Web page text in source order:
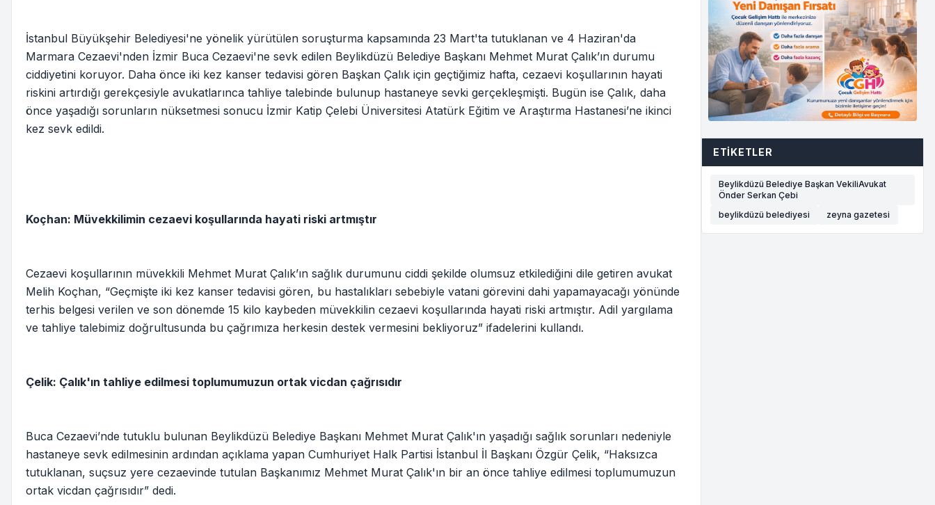
İstanbul Büyükşehir Belediyesi'ne yönelik yürütülen soruşturma kapsamında 23 Mart'ta tutuklanan ve 4 Haziran'da
Marmara Cezaevi'nden İzmir Buca Cezaevi'ne sevk edilen Beylikdüzü Belediye Başkanı Mehmet Murat Çalık’ın durumu
ciddiyetini koruyor. Daha önce iki kez kanser tedavisi gören Başkan Çalık için geçtiğimiz hafta, cezaevi koşullarının hayati
riskini artırdığı gerekçesiyle avukatlarınca tahliye talebinde bulunup hastaneye sevki gerçekleşmişti. Bugün ise Çalık, daha
önce yaşadığı sorunların nüksetmesi sonucu İzmir Katip Çelebi Üniversitesi Atatürk Eğitim ve Araştırma Hastanesi’ne ikinci
kez sevk edildi.
Koçhan: Müvekkilimin cezaevi koşullarında hayati riski artmıştır
Cezaevi koşullarının müvekkili Mehmet Murat Çalık’ın sağlık durumunu ciddi şekilde olumsuz etkilediğini dile getiren avukat
Melih Koçhan, “Geçmişte iki kez kanser tedavisi gören, bu hastalıkları sebebiyle vatani görevini dahi yapamayacağı yönünde
terhis belgesi verilen ve son dönemde 15 kilo kaybeden müvekkilin cezaevi koşullarında hayati riski artmıştır. Adil yargılama
ve tahliye talebimiz doğrultusunda bu çağrımıza herkesin destek vermesini bekliyoruz” ifadelerini kullandı.
Çelik: Çalık'ın tahliye edilmesi toplumumuzun ortak vicdan çağrısıdır
Buca Cezaevi’nde tutuklu bulunan Beylikdüzü Belediye Başkanı Mehmet Murat Çalık'ın yaşadığı sağlık sorunları nedeniyle
hastaneye sevk edilmesinin ardından açıklama yapan Cumhuriyet Halk Partisi İstanbul İl Başkanı Özgür Çelik, “Haksızca
tutuklanan, suçsuz yere cezaevinde tutulan Başkanımız Mehmet Murat Çalık'ın bir an önce tahliye edilmesi toplumumuzun
ortak vicdan çağrısıdır” dedi.
ETIKETLER
Beylikdüzü Belediye Başkan VekiliAvukat
Önder Serkan Çebi
beylikdüzü belediyesi
zeyna gazetesi